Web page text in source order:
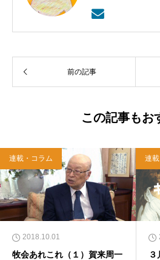
院博士課程単位取得
ク。好きな言葉は「
ある」。
前の記事
この記事もお
連載・コラム
2018.10.01
牧会あれこれ（１）賀来周一
連